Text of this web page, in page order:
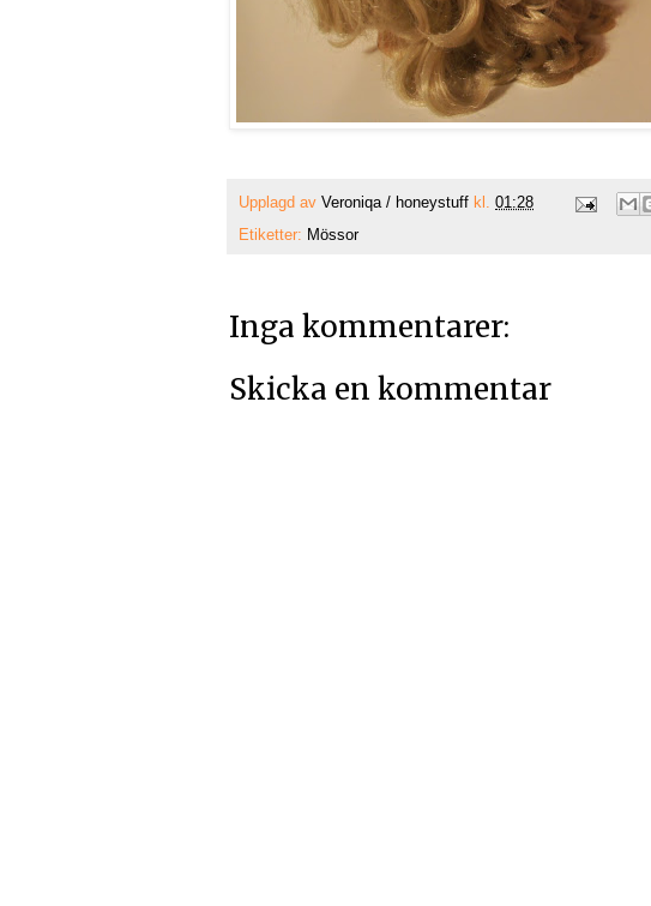
Upplagd av Veroniqa / honeystuff kl. 01:28
Etiketter: Mössor
Inga kommentarer:
Skicka en kommentar